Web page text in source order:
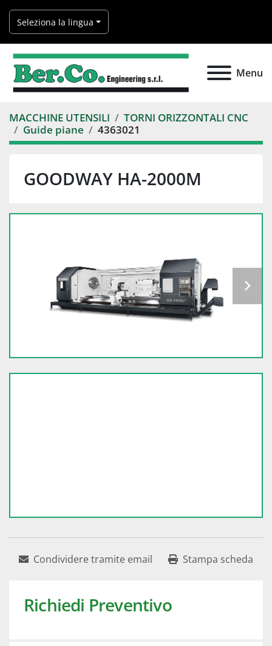
Seleziona la lingua
Menu
MACCHINE UTENSILI
TORNI ORIZZONTALI CNC
Guide piane
4363021
GOODWAY HA-2000M
Condividere tramite email Stampa scheda
Richiedi Preventivo